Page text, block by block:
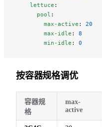
    lettuce
:
      pool
:
        max-active
: 20
        max-idle
: 8
        min-idle
: 0
按容器规格调优
容器规
格
max-
active